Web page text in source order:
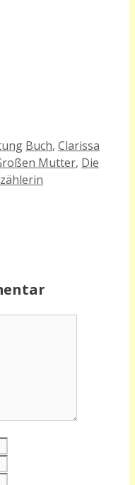
Schlagwörter
Buch, Clarissa
Mutter, Die
Adresse